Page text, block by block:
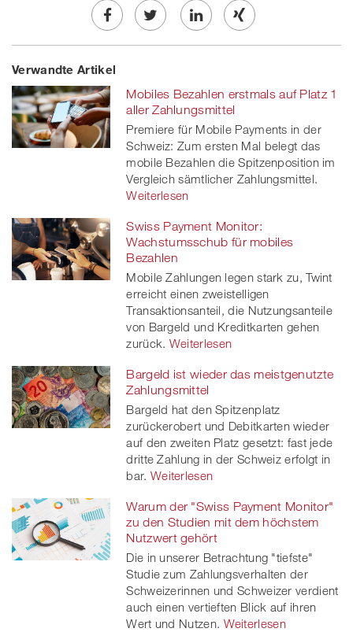
Share
on
Facebook
Twe
on
twitt
er
Share
linkedin
Share
Xing
Verwandte Artikel
Mobiles Bezahlen erstmals auf Platz 1
aller Zahlungsmittel
Premiere für Mobile Payments in der
Schweiz: Zum ersten Mal belegt das
mobile Bezahlen die Spitzenposition im
Vergleich sämtlicher Zahlungsmittel.
Weiterlesen
Swiss Payment Monitor:
Wachstumsschub für mobiles
Bezahlen
Mobile Zahlungen legen stark zu, Twint
erreicht einen zweistelligen
Transaktionsanteil, die Nutzungsanteile
von Bargeld und Kreditkarten gehen
zurück. Weiterlesen
Bargeld ist wieder das meistgenutzte
Zahlungsmittel
Bargeld hat den Spitzenplatz
zurückerobert und Debitkarten wieder
auf den zweiten Platz gesetzt: fast jede
dritte Zahlung in der Schweiz erfolgt in
bar. Weiterlesen
Warum der "Swiss Payment Monitor"
zu den Studien mit dem höchstem
Nutzwert gehört
Die in unserer Betrachtung "tiefste"
Studie zum Zahlungsverhalten der
Schweizerinnen und Schweizer verdient
auch einen vertieften Blick auf ihren
Wert und Nutzen. Weiterlesen